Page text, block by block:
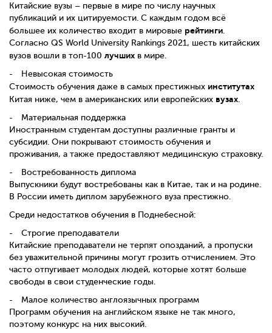
Китайские вузы – первые в мире по числу научных
публикаций и их цитируемости. С каждым годом всё
большее их количество входит в мировые рейтинги
Согласно QS World University Rankings 2021, шесть китайских
вузов вошли в топ-100 лучших в мире.
Невысокая стоимость
Стоимость обучения даже в самых престижных институтах
Китая ниже, чем в американских или европейских вузах
Материальная поддержка
Иностранным студентам доступны различные гранты и
субсидии. Они покрывают стоимость обучения и
проживания, а также предоставляют медицинскую страховку.
Востребованность диплома
Выпускники будут востребованы как в Китае, так и на родине.
В России иметь диплом зарубежного вуза престижно.
Среди недостатков обучения в Поднебесной:
Строгие преподаватели
Китайские преподаватели не терпят опозданий, а пропуски
без уважительной причины могут грозить отчислением. Это
часто отпугивает молодых людей, которые хотят больше
свободы в свои студенческие годы.
Малое количество англоязычных программ
Программ обучения на английском языке не так много,
поэтому конкурс на них высокий.